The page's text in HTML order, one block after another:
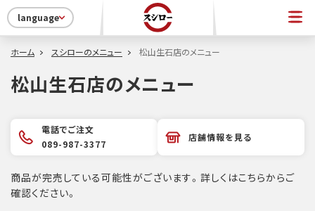
language
ホーム スシローのメニュー 松山生石店のメニュー
松山生石店のメニュー
電話でご注文
089-987-3377
店舗情報を見る
商品が完売している可能性がございます。詳しくはこちらからご
確認ください。